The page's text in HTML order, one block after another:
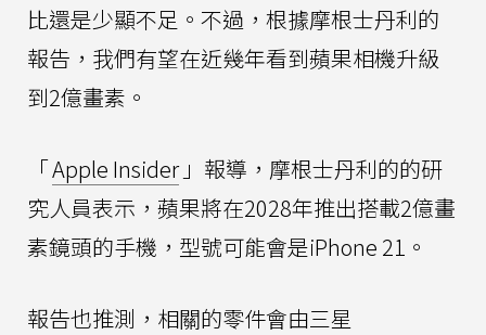
比還是少顯不足。不過，根據摩根士丹利的
報告，我們有望在近幾年看到蘋果相機升級
到2億畫素。
「Apple Insider 」報導，摩根士丹利的的研
究人員表示，蘋果將在2028年推出搭載2億畫
素鏡頭的手機，型號可能會是iPhone 21。
報告也推測，相關的零件會由三星